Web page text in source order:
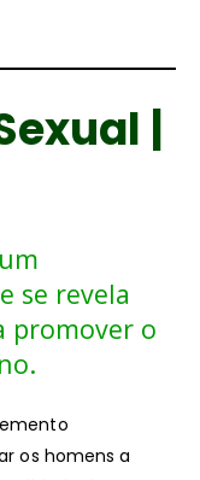
|
se revela
promover o
os homens a